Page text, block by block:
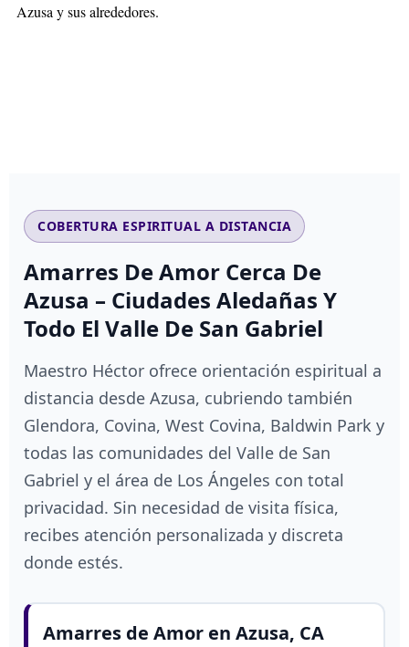
Azusa y sus alrededores.
COBERTURA ESPIRITUAL A DISTANCIA
Amarres De Amor Cerca De
Azusa – Ciudades Aledañas Y
Todo El Valle De San Gabriel
Maestro Héctor ofrece orientación espiritual a
distancia desde Azusa, cubriendo también
Glendora, Covina, West Covina, Baldwin Park y
todas las comunidades del Valle de San
Gabriel y el área de Los Ángeles con total
privacidad. Sin necesidad de visita física,
recibes atención personalizada y discreta
donde estés.
Amarres de Amor en Azusa, CA